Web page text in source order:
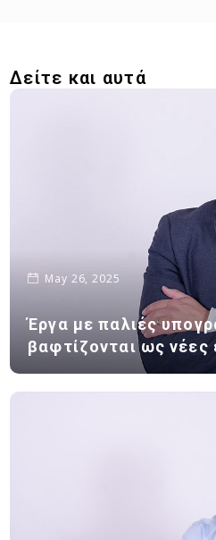
Δείτε και αυτά
May 26, 2025
Έργα με παλιές
βαφτίζονται ως νέες